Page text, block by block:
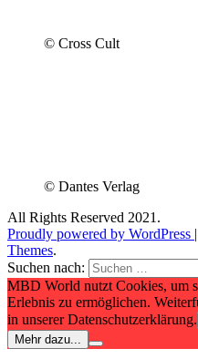
© Cross Cult
© Dantes Verlag
All Rights Reserved 2021.
Proudly powered by WordPress |
Themes.
Suchen nach:
MBD World nutzt Cookies, um
Erlebnis zu ermöglichen.
in unserer Datenschutzerklärung.
Mehr dazu...